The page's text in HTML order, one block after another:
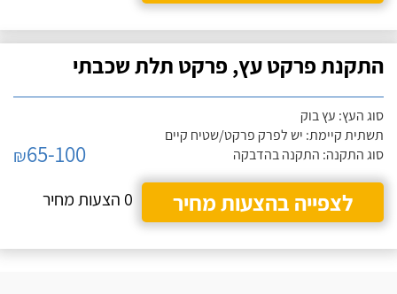
התקנת פרקט עץ, פרקט תלת שכבתי
סוג העץ: עץ בוק
תשתית קיימת: יש לפרק פרקט/שטיח קיים
סוג התקנה: התקנה בהדבקה
₪65-100
לצפייה בהצעות מחיר
0 הצעות מחיר